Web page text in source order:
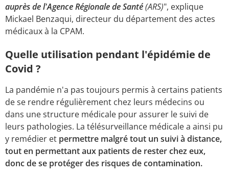
auprès de l'Agence Régionale de Santé(ARS)", explique
Mickael Benzaqui, directeur du département des actes
médicaux à la CPAM.
Quelle utilisation pendant l'épidémie de
Covid ?
La pandémie n'a pas toujours permis à certains patients
de se rendre régulièrement chez leurs médecins ou
dans une structure médicale pour assurer le suivi de
leurs pathologies. La télésurveillance médicale a ainsi pu
y remédier et permettre malgré tout un suivi à distance,
tout en permettant aux patients de rester chez eux,
donc de se protéger des risques de contamination.